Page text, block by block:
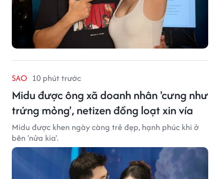
SAO 10 phút trước
Midu được ông xã doanh nhân 'cưng như
trứng mỏng', netizen đồng loạt xin vía
Midu được khen ngày càng trẻ đẹp, hạnh phúc khi ở
bên 'nửa kia'.